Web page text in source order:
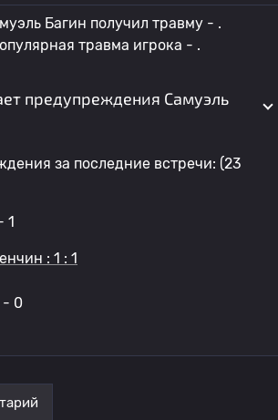
Багин получил травму - .
травма игрока - .
предупреждения Самуэль
за последние встречи: (23
1
: 1 : 1
- 0